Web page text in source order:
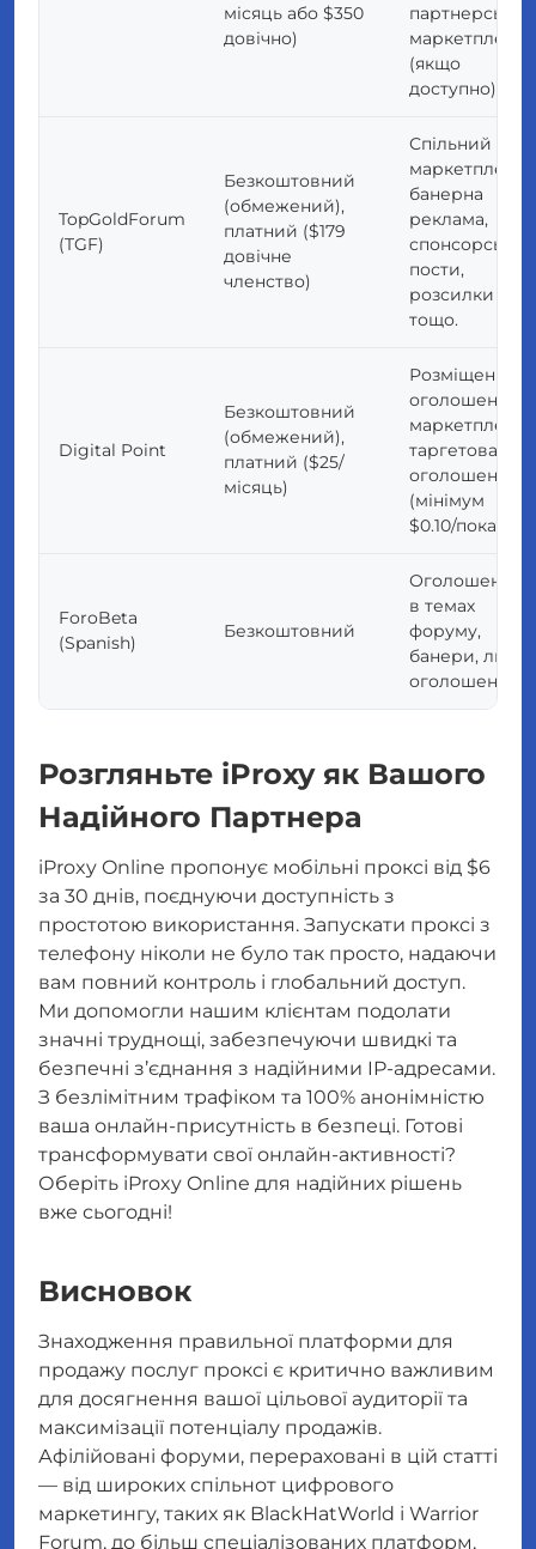
місяць або $350
довічно)
партнерський
маркетплейс
(якщо
доступно)
TopGoldForum
(TGF)
Безкоштовний
(обмежений),
платний ($179
довічне
членство)
Спільний
маркетплейс,
банерна
реклама,
спонсорські
пости,
розсилки
тощо.
Digital Point
Безкоштовний
(обмежений),
платний ($25/
місяць)
Розміщення
оголошень на
маркетплейсі,
таргетовані
оголошення
(мінімум
$0.10/показ)
ForoBeta
(Spanish)
Безкоштовний
Оголошення
в темах
форуму,
банери, липкі
оголошення
Розгляньте iProxy як Вашого
Надійного Партнера
iProxy Online пропонує мобільні проксі від $6
за 30 днів, поєднуючи доступність з
простотою використання. Запускати проксі з
телефону ніколи не було так просто, надаючи
вам повний контроль і глобальний доступ.
Ми допомогли нашим клієнтам подолати
значні труднощі, забезпечуючи швидкі та
безпечні з’єднання з надійними IP-адресами.
З безлімітним трафіком та 100% анонімністю
ваша онлайн-присутність в безпеці. Готові
трансформувати свої онлайн-активності?
Оберіть iProxy Online для надійних рішень
вже сьогодні!
Висновок
Знаходження правильної платформи для
продажу послуг проксі є критично важливим
для досягнення вашої цільової аудиторії та
максимізації потенціалу продажів.
Афілійовані форуми, перераховані в цій статті
— від широких спільнот цифрового
маркетингу, таких як BlackHatWorld і Warrior
Forum, до більш спеціалізованих платформ,